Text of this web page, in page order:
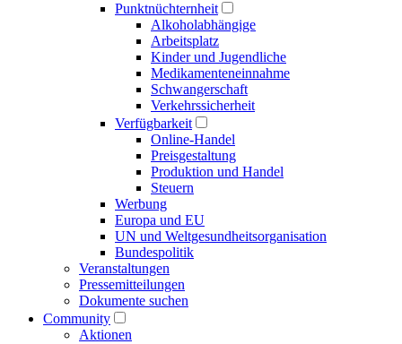
Punkt­nüchternheit
Alkohol­abhängige
Arbeitsplatz
Kinder und Jugendliche
Medikamenten­einnahme
Schwangerschaft
Verkehrs­sicherheit
Verfügbarkeit
Online-Handel
Preisgestaltung
Produktion und Handel
Steuern
Werbung
Europa und EU
UN und Welt­gesundheits­organisation
Bundespolitik
Veranstaltungen
Presse­mitteilungen
Dokumente suchen
Community
Aktionen